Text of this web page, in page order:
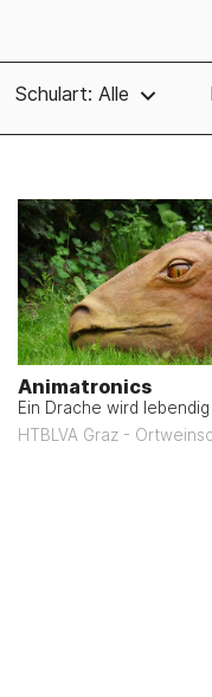
Schulart: Alle
Animatronics
Ein Drache wird lebendig
HTBLVA Graz -